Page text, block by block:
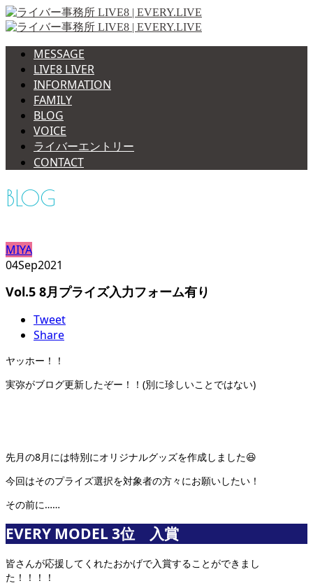
MESSAGE
LIVE8 LIVER
INFORMATION
FAMILY
BLOG
VOICE
ライバーエントリー
CONTACT
BLOG
MIYA
04Sep2021
Vol.5 8月プライズ入力フォーム有り
Tweet
Share
ヤッホー！！
実弥がブログ更新したぞー！！(別に珍しいことではない)
先月の8月には特別にオリジナルグッズを作成しました😆
今回はそのプライズ選択を対象者の方々にお願いしたい！
その前に……
EVERY MODEL 3位 入賞
皆さんが応援してくれたおかげで入賞することができまし
た！！！！